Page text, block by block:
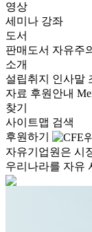
영상
세미나 강좌
도서
판매도서 자유주
소개
설립취지 인사말
자료 후원안내
찾기
사이트맵 검색
후원하기
자유기업원은 시
우리나라를 자유